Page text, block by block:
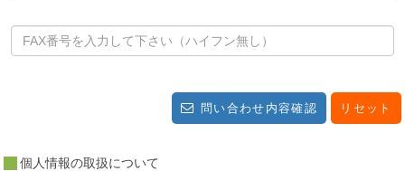
問い合わせ内容確認 リセット
個人情報の取扱について